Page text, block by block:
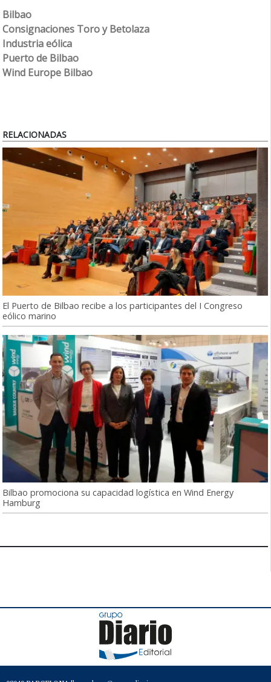
Bilbao
Consignaciones Toro y Betolaza
Industria eólica
Puerto de Bilbao
Wind Europe Bilbao
RELACIONADAS
El Puerto de Bilbao recibe a los participantes del I Congreso
eólico marino
Bilbao promociona su capacidad logística en Wind Energy
Hamburg